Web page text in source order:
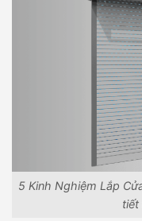
5 Kinh Nghiệm Lắp
tiết